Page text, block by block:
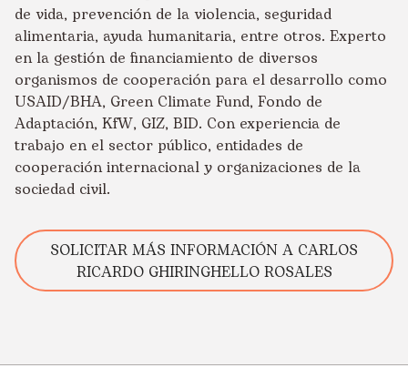
de vida, prevención de la violencia, seguridad
alimentaria, ayuda humanitaria, entre otros. Experto
en la gestión de financiamiento de diversos
organismos de cooperación para el desarrollo como
USAID/BHA, Green Climate Fund, Fondo de
Adaptación, KfW, GIZ, BID. Con experiencia de
trabajo en el sector público, entidades de
cooperación internacional y organizaciones de la
sociedad civil.
SOLICITAR MÁS INFORMACIÓN A CARLOS
RICARDO GHIRINGHELLO ROSALES